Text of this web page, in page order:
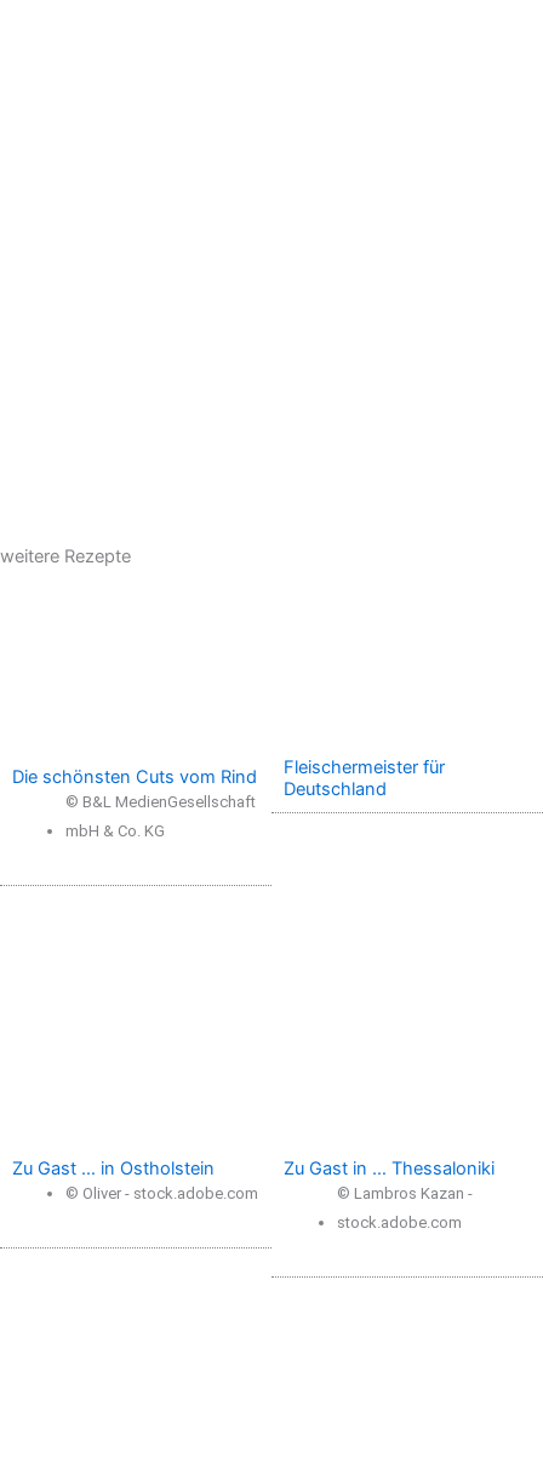
weitere Rezepte
Die schönsten Cuts vom Rind
© B&L MedienGesellschaft
mbH & Co. KG
Fleischermeister für
Deutschland
Zu Gast … in Ostholstein
© Oliver - stock.adobe.com
Zu Gast in … Thessaloniki
© Lambros Kazan -
stock.adobe.com